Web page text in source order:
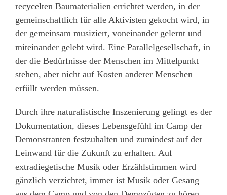
recycelten Baumaterialien errichtet werden, in der
gemeinschaftlich für alle Aktivisten gekocht wird, in
der gemeinsam musiziert, voneinander gelernt und
miteinander gelebt wird. Eine Parallelgesellschaft, in
der die Bedürfnisse der Menschen im Mittelpunkt
stehen, aber nicht auf Kosten anderer Menschen
erfüllt werden müssen.
Durch ihre naturalistische Inszenierung gelingt es der
Dokumentation, dieses Lebensgefühl im Camp der
Demonstranten festzuhalten und zumindest auf der
Leinwand für die Zukunft zu erhalten. Auf
extradiegetische Musik oder Erzählstimmen wird
gänzlich verzichtet, immer ist Musik oder Gesang